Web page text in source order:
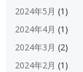
2024年5月 (1)
2024年4月 (1)
2024年3月 (2)
2024年2月 (1)